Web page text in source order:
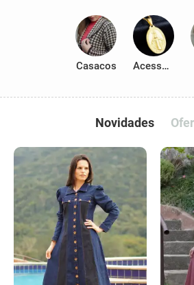
Casacos Acessórios
Novidades